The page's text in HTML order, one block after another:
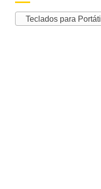
Teclados para Portátil